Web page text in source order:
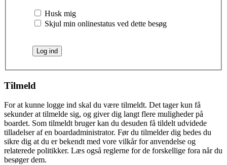
Husk mig
Skjul min onlinestatus ved dette besøg
Tilmeld
For at kunne logge ind skal du være tilmeldt. Det tager kun få
sekunder at tilmelde sig, og giver dig langt flere muligheder på
boardet. Som tilmeldt bruger kan du desuden få tildelt udvidede
tilladelser af en boardadministrator. Før du tilmelder dig bedes du
sikre dig at du er bekendt med vore vilkår for anvendelse og
relaterede politikker. Læs også reglerne for de forskellige fora når du
besøger dem.